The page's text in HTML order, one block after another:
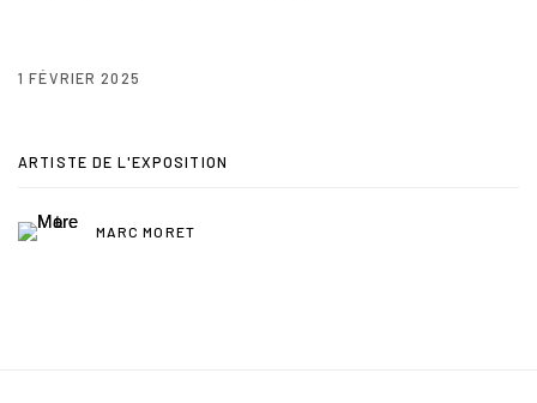
1 FÉVRIER 2025
ARTISTE DE L'EXPOSITION
MARC MORET